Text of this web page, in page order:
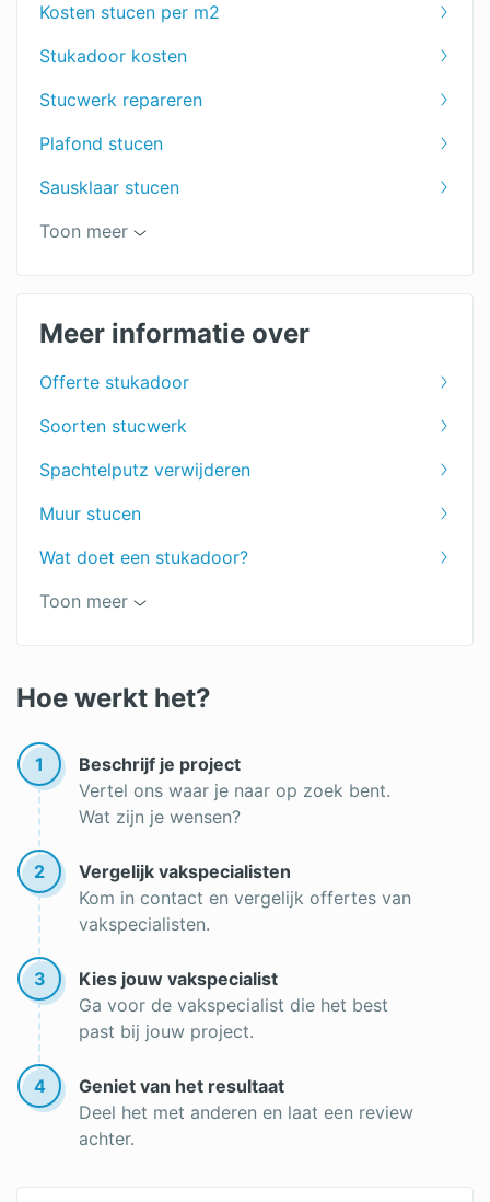
Kosten stucen per m2
Stukadoor kosten
Stucwerk repareren
Plafond stucen
Sausklaar stucen
Leemstuc
Woonkamer stucen kosten
Beton Ciré
Toon meer
Meer informatie over
Offerte stukadoor
Soorten stucwerk
Spachtelputz verwijderen
Muur stucen
Wat doet een stukadoor?
Microbeton
Microcement
Stucwerk verwijderen
Tadelakt badkamer
Spackspuitwerk voor- en nadelen
Spachtelputz repareren
Spachtelputz schoonmaken
Decoratief stucwerk
Voorstrijk aanbrengen
Voorstrijk stucwerk
Cementgebonden stuc
Marmerstuc
Toon meer
Hoe werkt het?
1
Beschrijf je project
Vertel ons waar je naar op zoek bent.
Wat zijn je wensen?
2
Vergelijk vakspecialisten
Kom in contact en vergelijk offertes van
vakspecialisten.
3
Kies jouw vakspecialist
Ga voor de vakspecialist die het best
past bij jouw project.
4
Geniet van het resultaat
Deel het met anderen en laat een review
achter.